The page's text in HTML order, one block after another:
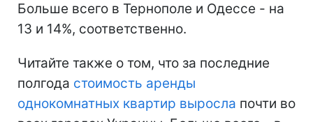
Больше всего в Тернополе и Одессе - на
13 и 14%, соответственно.
Читайте также о том, что за последние
полгода стоимость аренды
однокомнатных квартир выросла почти во